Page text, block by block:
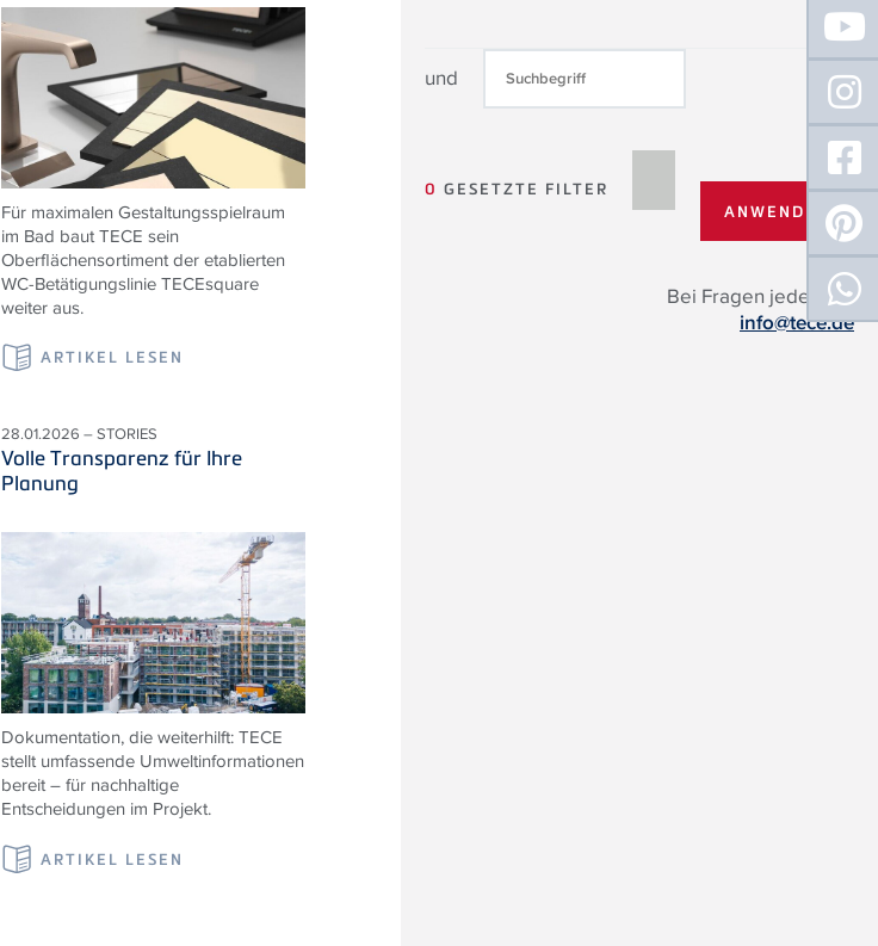
und
0 GESETZTE FILTER
Bei Fragen jederzeit:
info@tece.de
Für maximalen Gestaltungsspielraum
im Bad baut TECE sein
Oberflächensortiment der etablierten
WC-Betätigungslinie TECEsquare
weiter aus.
ARTIKEL LESEN
28.01.2026 – STORIES
Volle Transparenz für Ihre
Planung
Dokumentation, die weiterhilft: TECE
stellt umfassende Umweltinformationen
bereit – für nachhaltige
Entscheidungen im Projekt.
ARTIKEL LESEN